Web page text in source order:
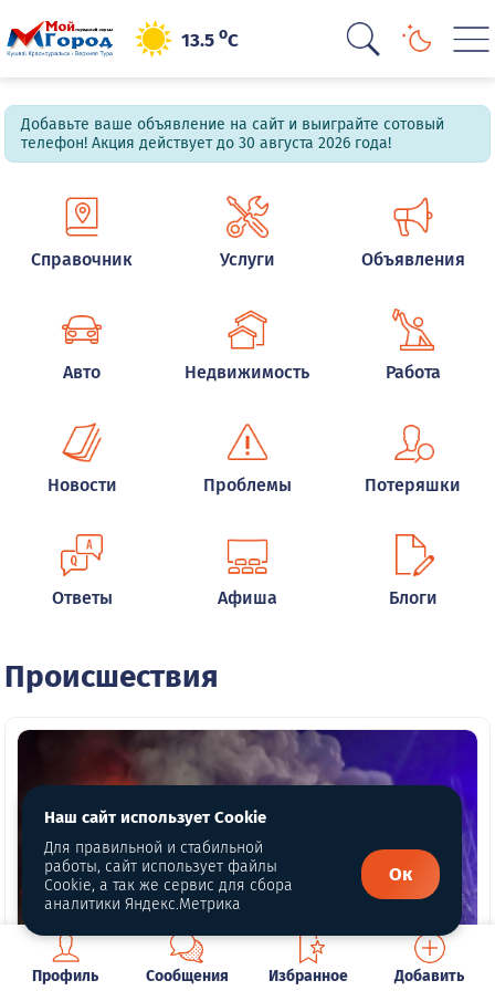
13.5oC
Добавьте ваше объявление на сайт и выиграйте сотовый
телефон! Акция действует до 30 августа 2026 года!
Справочник Услуги Объявления
Авто Недвижимость Работа
Новости Проблемы Потеряшки
Ответы Афиша Блоги
Происшествия
Профиль Сообщения Избранное Добавить
Наш сайт использует Cookie
Для правильной и стабильной
работы, сайт использует файлы
Cookie, а так же сервис для сбора
аналитики Яндекс.Метрика
Ок